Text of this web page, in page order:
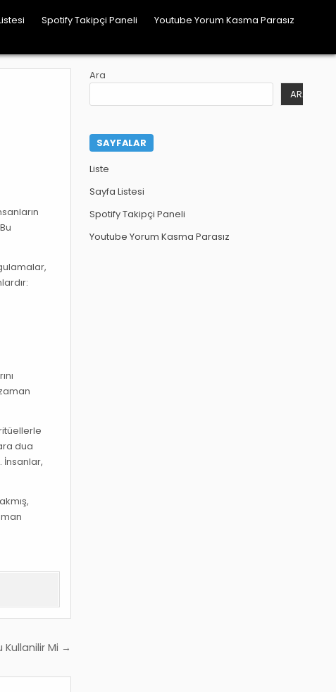
Spotify Takipçi Paneli Youtube Yorum Kasma Parasız
dua
İnsanlar,
Kullanilir Mi →
Ara
ARA
SAYFALAR
Liste
Sayfa Listesi
Spotify Takipçi Paneli
Youtube Yorum Kasma Parasız